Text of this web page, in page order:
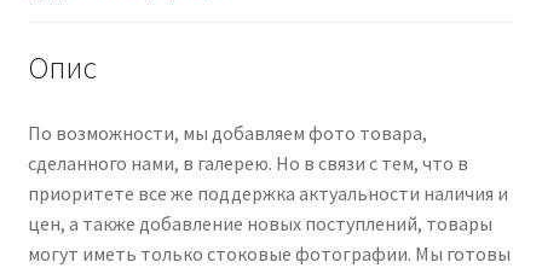
Опис
По возможности, мы добавляем фото товара,
сделанного нами, в галерею. Но в связи с тем, что в
приоритете все же поддержка актуальности наличия и
цен, а также добавление новых поступлений, товары
могут иметь только стоковые фотографии. Мы готовы